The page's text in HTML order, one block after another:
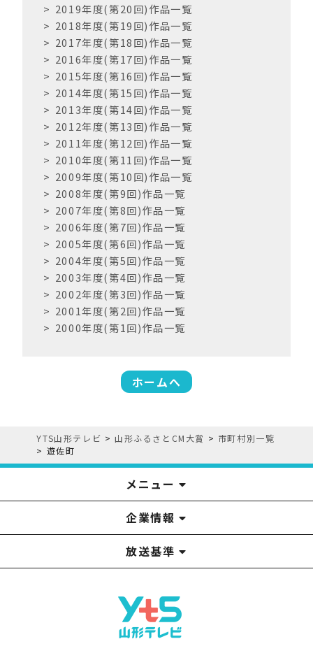
2019年度(第20回)作品一覧
2018年度(第19回)作品一覧
2017年度(第18回)作品一覧
2016年度(第17回)作品一覧
2015年度(第16回)作品一覧
2014年度(第15回)作品一覧
2013年度(第14回)作品一覧
2012年度(第13回)作品一覧
2011年度(第12回)作品一覧
2010年度(第11回)作品一覧
2009年度(第10回)作品一覧
2008年度(第9回)作品一覧
2007年度(第8回)作品一覧
2006年度(第7回)作品一覧
2005年度(第6回)作品一覧
2004年度(第5回)作品一覧
2003年度(第4回)作品一覧
2002年度(第3回)作品一覧
2001年度(第2回)作品一覧
2000年度(第1回)作品一覧
ホームへ
YTS山形テレビ >山形ふるさとCM大賞 > 市町村別一覧
> 遊佐町
メニュー
YTSニュース
番組
アナウンサー
プレゼント
イベント
みるるん星人
YTS見学ツアー
番組表
お問い合わせ
企業情報
企業情報
役員構成
YTS山形テレビ SDGs 宣言
採用情報
山形テレビ人権方針
山形テレビ国民保護業務計画提出文
個人情報基本方針
情報セキュリティ基本方針
視聴データの取扱いについて
系列局一覧
中継局一覧
放送基準